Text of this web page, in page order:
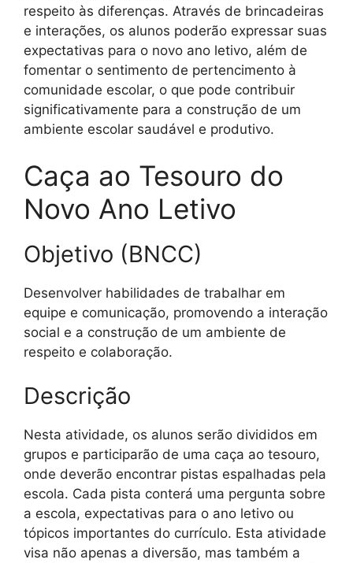
respeito às diferenças. Através de brincadeiras
e interações, os alunos poderão expressar suas
expectativas para o novo ano letivo, além de
fomentar o sentimento de pertencimento à
comunidade escolar, o que pode contribuir
significativamente para a construção de um
ambiente escolar saudável e produtivo.
Caça ao Tesouro do
Novo Ano Letivo
Objetivo (BNCC)
Desenvolver habilidades de trabalhar em
equipe e comunicação, promovendo a interação
social e a construção de um ambiente de
respeito e colaboração.
Descrição
Nesta atividade, os alunos serão divididos em
grupos e participarão de uma caça ao tesouro,
onde deverão encontrar pistas espalhadas pela
escola. Cada pista conterá uma pergunta sobre
a escola, expectativas para o ano letivo ou
tópicos importantes do currículo. Esta atividade
visa não apenas a diversão, mas também a